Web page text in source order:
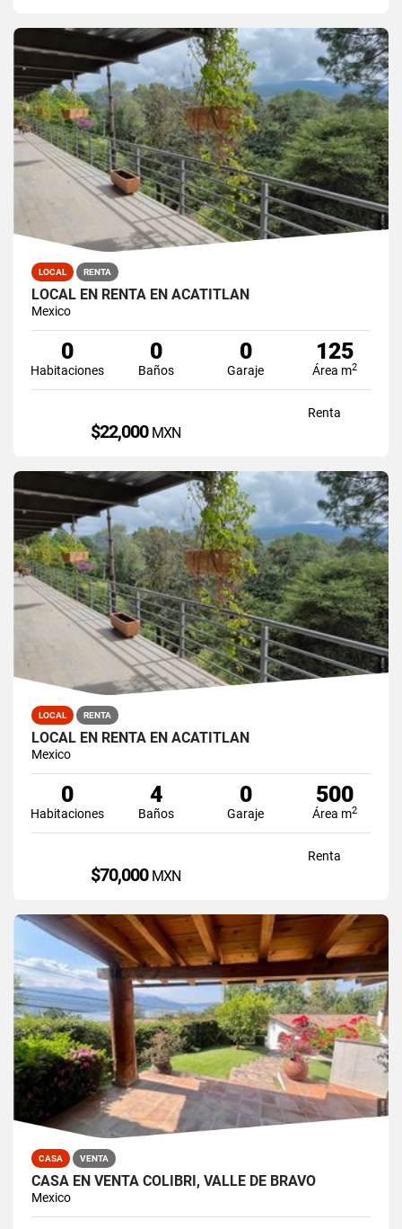
LOCAL RENTA
LOCAL EN RENTA EN ACATITLAN
Mexico
0
Habitaciones
0
Baños
0
Garaje
125
Área m2
Renta
$22,000 MXN
LOCAL RENTA
LOCAL EN RENTA EN ACATITLAN
Mexico
0
Habitaciones
4
Baños
0
Garaje
500
Área m2
Renta
$70,000 MXN
CASA VENTA
CASA EN VENTA COLIBRÍ, VALLE DE BRAVO
Mexico